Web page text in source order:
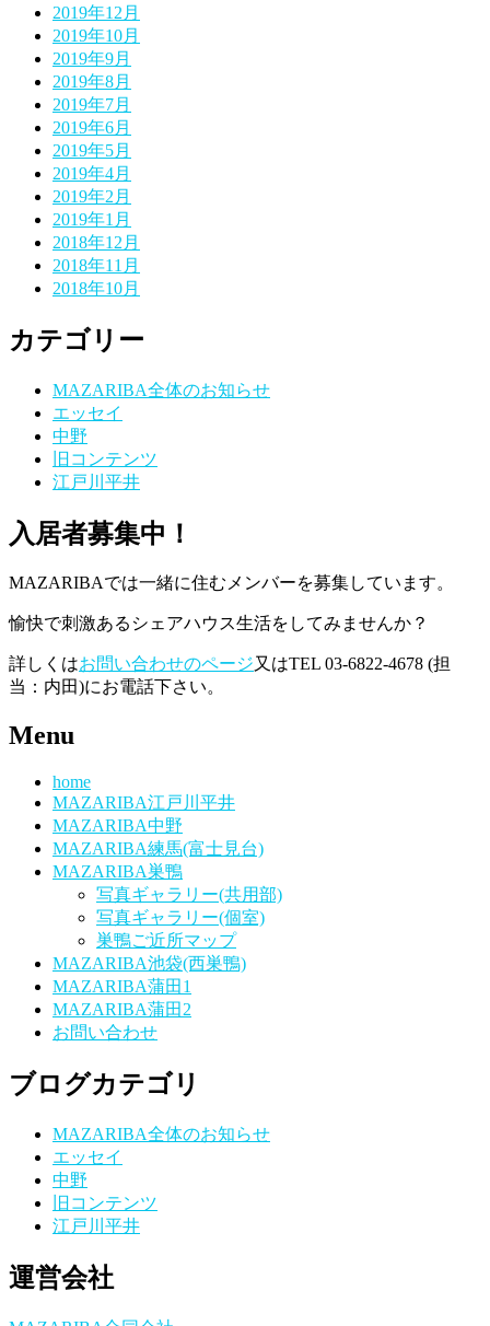
2019年12月
2019年10月
2019年9月
2019年8月
2019年7月
2019年6月
2019年5月
2019年4月
2019年2月
2019年1月
2018年12月
2018年11月
2018年10月
カテゴリー
MAZARIBA全体のお知らせ
エッセイ
中野
旧コンテンツ
江戸川平井
入居者募集中！
MAZARIBAでは一緒に住むメンバーを募集しています。
愉快で刺激あるシェアハウス生活をしてみませんか？
詳しくはお問い合わせのページ又はTEL 03-6822-4678 (担
当：内田)にお電話下さい。
Menu
home
MAZARIBA江戸川平井
MAZARIBA中野
MAZARIBA練馬(富士見台)
MAZARIBA巣鴨
写真ギャラリー(共用部)
写真ギャラリー(個室)
巣鴨ご近所マップ
MAZARIBA池袋(西巣鴨)
MAZARIBA蒲田1
MAZARIBA蒲田2
お問い合わせ
ブログカテゴリ
MAZARIBA全体のお知らせ
エッセイ
中野
旧コンテンツ
江戸川平井
運営会社